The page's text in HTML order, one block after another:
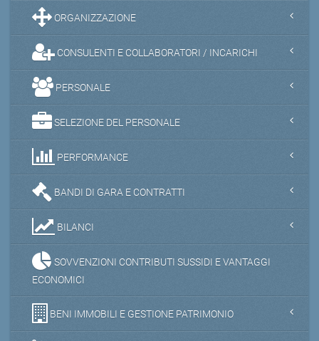
ORGANIZZAZIONE
CONSULENTI E COLLABORATORI / INCARICHI
PERSONALE
SELEZIONE DEL PERSONALE
PERFORMANCE
BANDI DI GARA E CONTRATTI
BILANCI
SOVVENZIONI CONTRIBUTI SUSSIDI E VANTAGGI
ECONOMICI
BENI IMMOBILI E GESTIONE PATRIMONIO